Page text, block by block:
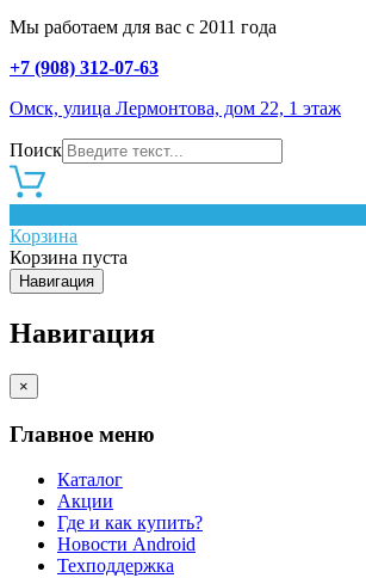
Мы работаем для вас с 2011 года
+7 (908) 312-07-63
Омск, улица Лермонтова, дом 22, 1 этаж
Поиск
Корзина
Корзина пуста
Навигация
Навигация
×
Главное меню
Каталог
Акции
Где и как купить?
Новости Android
Техподдержка